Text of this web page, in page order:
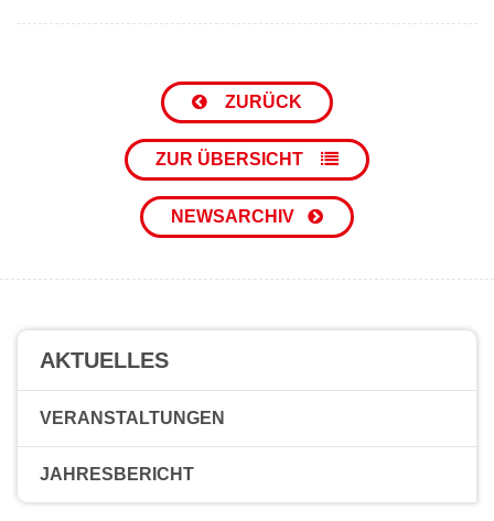
ZURÜCK
ZUR ÜBERSICHT
NEWSARCHIV
AKTUELLES
VERANSTALTUNGEN
JAHRESBERICHT